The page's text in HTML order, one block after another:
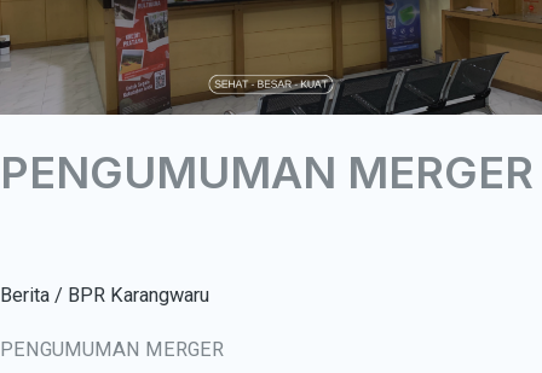
PENGUMUMAN MERGER
Berita / BPR Karangwaru
PENGUMUMAN MERGER